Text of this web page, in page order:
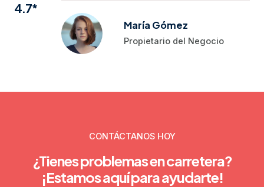
4.7*
María Gómez
Propietario del Negocio
CONTÁCTANOS HOY
¿Tienes problemas en carretera?
¡Estamos aquí para ayudarte!